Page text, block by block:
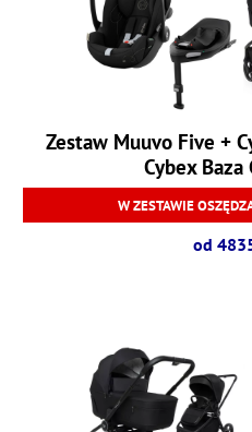
Zestaw Muuvo Five +
Cybex
W ZESTAWIE
od